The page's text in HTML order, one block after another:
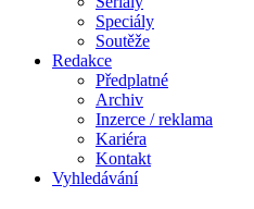
Speciály
Soutěže
Redakce
Předplatné
Archiv
Inzerce / reklama
Kariéra
Kontakt
Vyhledávání